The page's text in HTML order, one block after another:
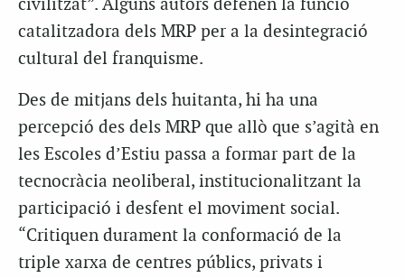
civilitzat”. Alguns autors defenen la funció
catalitzadora dels MRP per a la desintegració
cultural del franquisme.
Des de mitjans dels huitanta, hi ha una
percepció des dels MRP que allò que s’agità en
les Escoles d’Estiu passa a formar part de la
tecnocràcia neoliberal, institucionalitzant la
participació i desfent el moviment social.
“Critiquen durament la conformació de la
triple xarxa de centres públics, privats i